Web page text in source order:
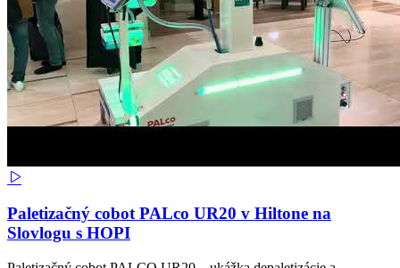
Paletizačný cobot PALco UR20 v Hiltone na
Slovlogu s HOPI